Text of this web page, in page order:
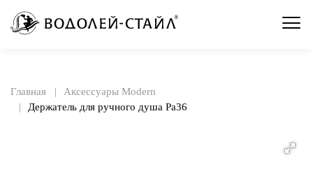
Главная
Аксессуары Modern
Держатель для ручного душа Pa36